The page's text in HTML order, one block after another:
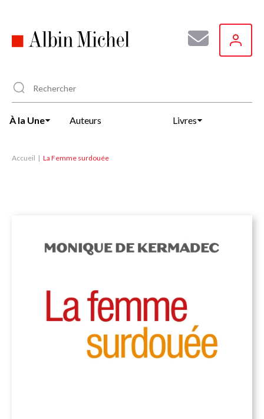
principal
À la Une Auteurs Livres
Accueil La Femme surdouée